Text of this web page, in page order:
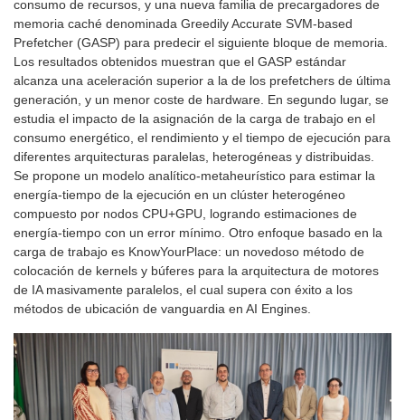
consumo de recursos, y una nueva familia de precargadores de
memoria caché denominada Greedily Accurate SVM-based
Prefetcher (GASP) para predecir el siguiente bloque de memoria.
Los resultados obtenidos muestran que el GASP estándar
alcanza una aceleración superior a la de los prefetchers de última
generación, y un menor coste de hardware. En segundo lugar, se
estudia el impacto de la asignación de la carga de trabajo en el
consumo energético, el rendimiento y el tiempo de ejecución para
diferentes arquitecturas paralelas, heterogéneas y distribuidas.
Se propone un modelo analítico-metaheurístico para estimar la
energía-tiempo de la ejecución en un clúster heterogéneo
compuesto por nodos CPU+GPU, logrando estimaciones de
energía-tiempo con un error mínimo. Otro enfoque basado en la
carga de trabajo es KnowYourPlace: un novedoso método de
colocación de kernels y búferes para la arquitectura de motores
de IA masivamente paralelos, el cual supera con éxito a los
métodos de ubicación de vanguardia en AI Engines.